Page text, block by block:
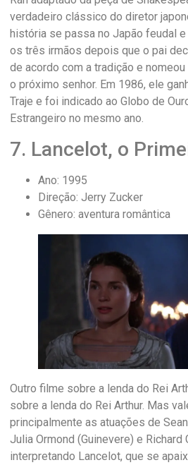
verdadeiro clássico do diretor
história se passa no Japão feudal
os três irmãos depois que o pai
de acordo com a tradição e
o próximo senhor. Em 1986, ele
Traje e foi indicado ao Globo de
Estrangeiro no mesmo ano.
7. Lancelot, o
Ano: 1995
Direção: Jerry Zucker
Gênero: aventura romântica
Outro filme sobre a lenda do Rei
sobre a lenda do Rei Arthur. Mas
principalmente as atuações de
Julia Ormond (Guinevere) e Richard
interpretando Lancelot, que se